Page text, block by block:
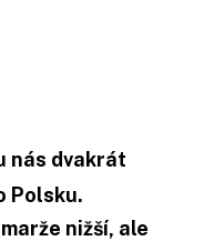
nás dvakrát
Polsku.
nižší, ale